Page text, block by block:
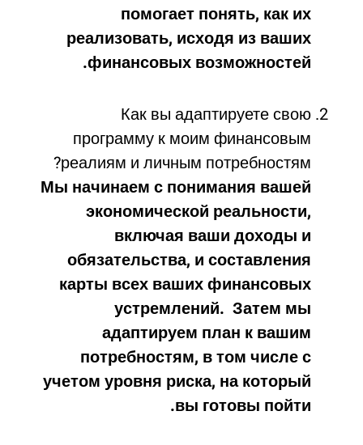
помогает понять, как их
реализовать, исходя из ваших
финансовых возможностей.
Как вы адаптируете свою
программу к моим финансовым
реалиям и личным потребностям?
Мы начинаем с понимания вашей
экономической реальности,
включая ваши доходы и
обязательства, и составления
карты всех ваших финансовых
устремлений. Затем мы
адаптируем план к вашим
потребностям, в том числе с
учетом уровня риска, на который
вы готовы пойти.